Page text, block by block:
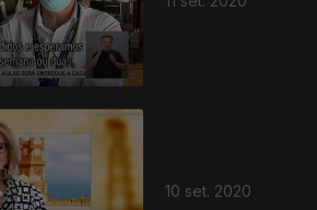
10 set. 2020